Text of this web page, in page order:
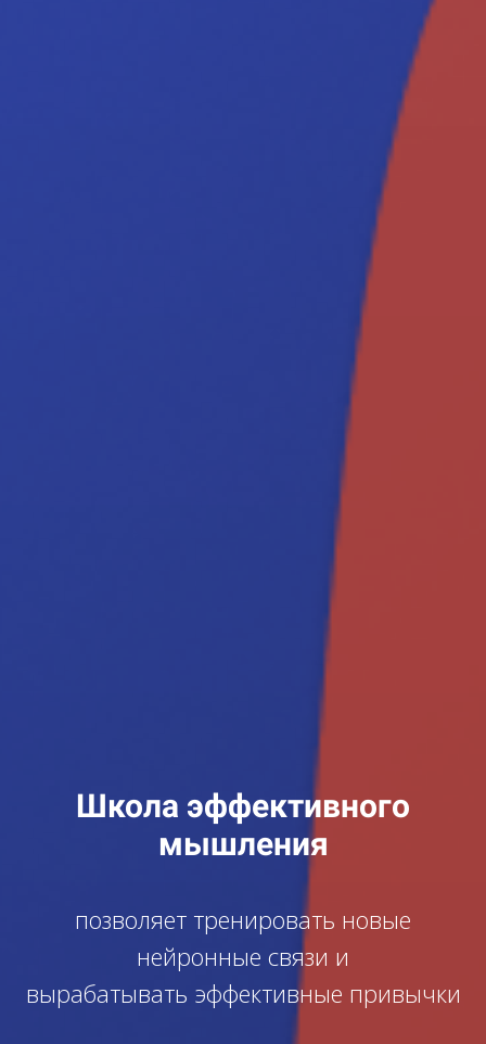
Школа эффективного
мышления
позволяет тренировать новые
нейронные связи и
вырабатывать эффективные привычки